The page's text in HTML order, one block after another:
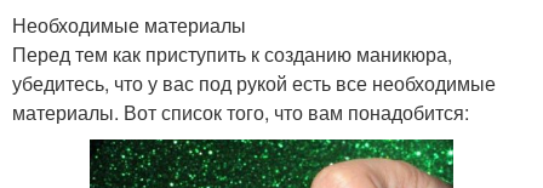
Необходимые материалы
Перед тем как приступить к созданию маникюра,
убедитесь, что у вас под рукой есть все необходимые
материалы. Вот список того, что вам понадобится: